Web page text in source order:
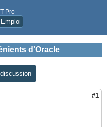
Pro
Emploi
d'Oracle
#1